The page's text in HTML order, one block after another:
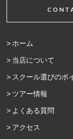
ホーム
当店について
スクール選びのポ
ツアー情報
よくある質問
アクセス